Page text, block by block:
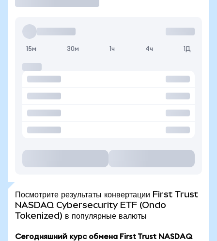
15м 30м 1ч 4ч 1Д
Посмотрите результаты конвертации First Trust
NASDAQ Cybersecurity ETF (Ondo
Tokenized) в популярные валюты
Сегодняшний курс обмена First Trust NASDAQ